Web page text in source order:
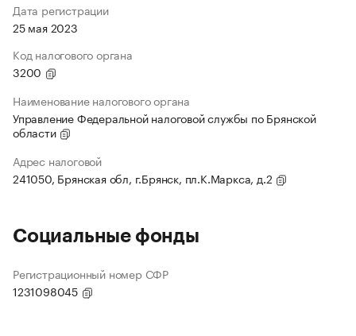
Дата регистрации
25 мая 2023
Код налогового органа
3200
Наименование налогового органа
Управление Федеральной налоговой службы по Брянской
области
Адрес налоговой
241050, Брянская обл, г.Брянск, пл.К.Маркса, д.2
Социальные фонды
Регистрационный номер СФР
1231098045